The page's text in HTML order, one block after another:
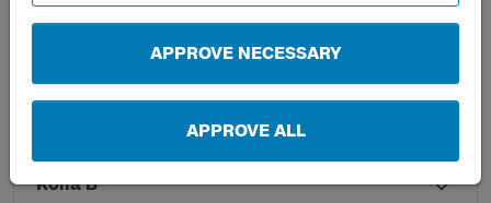
APPROVE NECESSARY
APPROVE ALL
Iserås skola B
Kolla B